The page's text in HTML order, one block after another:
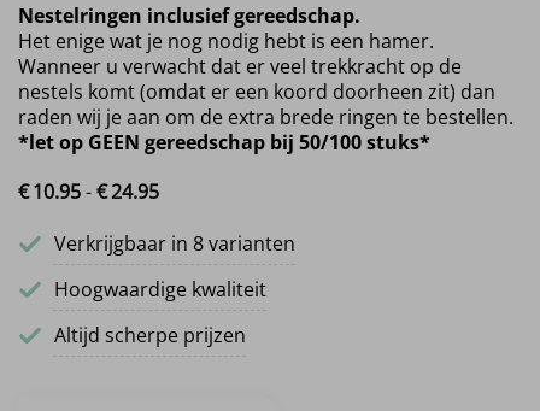
Nestelringen inclusief gereedschap.
Het enige wat je nog nodig hebt is een hamer.
Wanneer u verwacht dat er veel trekkracht op de
nestels komt (omdat er een koord doorheen zit) dan
raden wij je aan om de extra brede ringen te bestellen.
*let op GEEN gereedschap bij 50/100 stuks*
€10.95-€24.95
Verkrijgbaar in 8 varianten
Hoogwaardige kwaliteit
Altijd scherpe prijzen